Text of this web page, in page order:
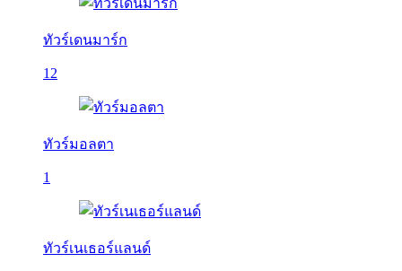
ทัวร์เดนมาร์ก
12
ทัวร์มอลตา
1
ทัวร์เนเธอร์แลนด์